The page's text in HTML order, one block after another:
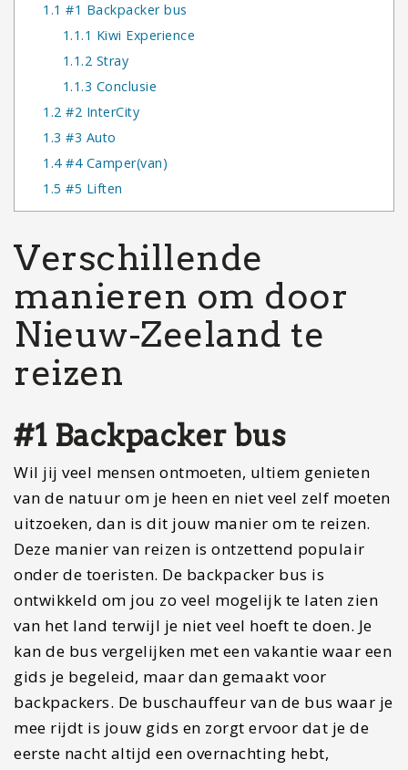
1.1 #1 Backpacker bus
1.1.1 Kiwi Experience
1.1.2 Stray
1.1.3 Conclusie
1.2 #2 InterCity
1.3 #3 Auto
1.4#4 Camper(van)
1.5 #5 Liften
Verschillende
manieren om door
Nieuw-Zeeland te
reizen
#1 Backpacker bus
Wil jij veel mensen ontmoeten, ultiem genieten
van de natuur om je heen en niet veel zelf moeten
uitzoeken, dan is dit jouw manier om te reizen.
Deze manier van reizen is ontzettend populair
onder de toeristen. De backpacker bus is
ontwikkeld om jou zo veel mogelijk te laten zien
van het land terwijl je niet veel hoeft te doen. Je
kan de bus vergelijken met een vakantie waar een
gids je begeleid, maar dan gemaakt voor
backpackers. De buschauffeur van de bus waar je
mee rijdt is jouw gids en zorgt ervoor dat je de
eerste nacht altijd een overnachting hebt,